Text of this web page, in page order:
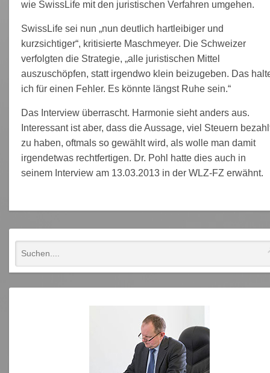
wie SwissLife mit den juristischen Verfahren umgehen.
SwissLife sei nun „nun deutlich hartleibiger und
kurzsichtiger“, kritisierte Maschmeyer. Die Schweizer
verfolgten die Strategie, „alle juristischen Mittel
auszuschöpfen, statt irgendwo klein beizugeben. Das
ich für einen Fehler. Es könnte längst Ruhe sein.“
Das Interview überrascht. Harmonie sieht anders aus.
Interessant ist aber, dass die Aussage, viel Steuern
zu haben, oftmals so gewählt wird, als wolle man damit
irgendetwas rechtfertigen. Dr. Pohl hatte dies auch in
seinem Interview am 13.03.2013 in der WLZ-FZ erwähnt.